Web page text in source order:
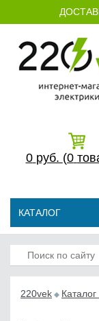
0 руб. (0
КАТАЛОГ
220vek